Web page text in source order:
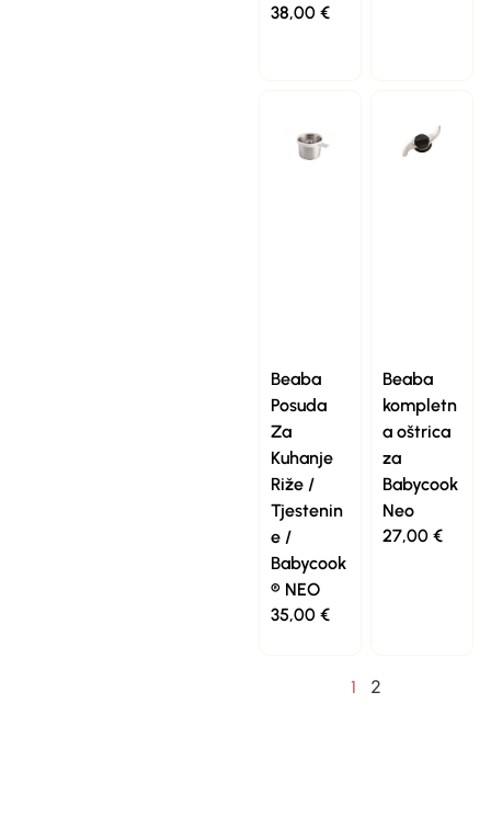
38,00 €
Beaba
Posuda
Za
Kuhanje
Riže /
Tjestenin
e /
Babycook
® NEO
35,00 €
Beaba
kompletn
a oštrica
za
Babycook
Neo
27,00 €
1 2